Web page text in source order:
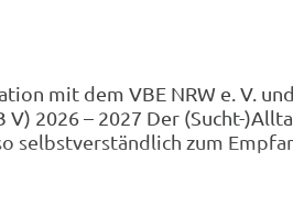
mit dem VBE NRW e. V.
2026 – 2027 Der (Sucht-
zum